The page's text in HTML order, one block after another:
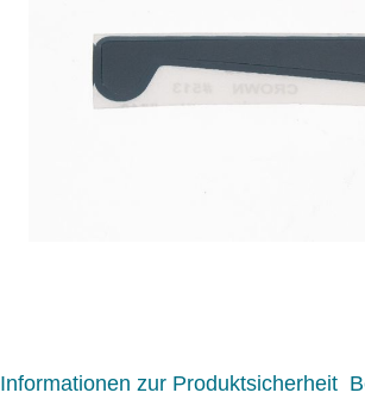
Informationen zur Produktsicherheit